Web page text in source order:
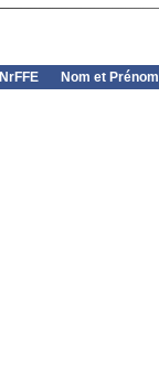
NrFFE Nom et Prénom